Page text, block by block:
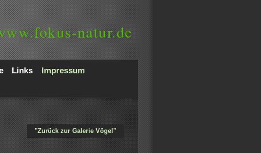
fokus-natur.de
Links
Impressum
"Zurück zur Galerie Vögel"